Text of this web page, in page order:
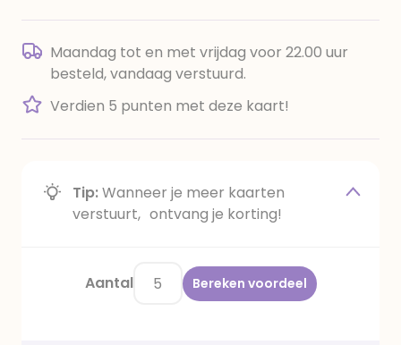
Maandag tot en met vrijdag voor 22.00 uur
besteld, vandaag verstuurd.
Verdien 5 punten met deze kaart!
Tip:Wanneer je meer kaarten
verstuurt, ontvang je korting!
Aantal Bereken voordeel